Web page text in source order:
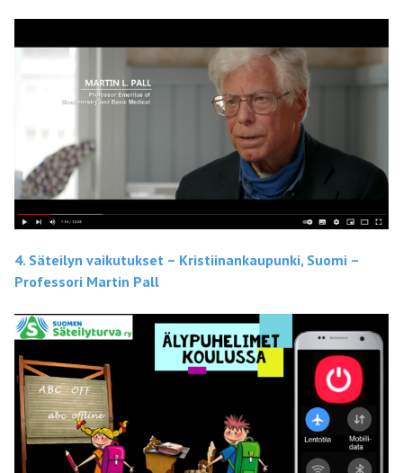
4. Säteilyn vaikutukset – Kristiinankaupunki, Suomi –
Professori Martin Pall